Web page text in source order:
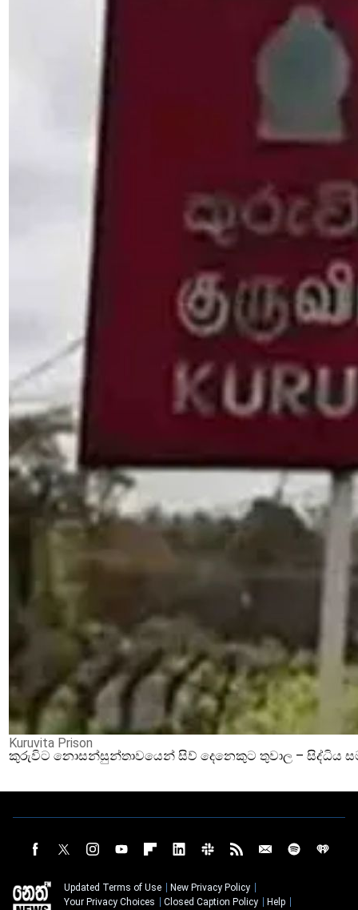
Kuruvita Prison
කුරුවිට නොසන්සුන්තාවයෙන් සිව් දෙනෙකුට තුවාල – සිද්ධිය
Updated Terms of Use
New Privacy Policy
Your Privacy Choices
Closed Caption Policy
Help